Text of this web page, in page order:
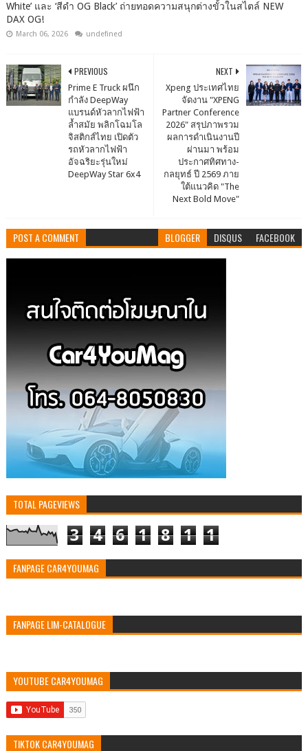
White’ และ ‘สีดำ OG Black’ ถ่ายทอดความสนุกต่างขั้วในสไตล์ NEW
DAX OG!
March 06, 2026 undefined
NEXT
Xpeng ประเทศไทย
จัดงาน "XPENG
Partner Conference
2026" สรุปภาพรวม
ผลการดำเนินงานปี
ผ่านมา พร้อม
ประกาศทิศทาง-
กลยุทธ์ ปี 2569 ภาย
ใต้แนวคิด "The
Next Bold Move"
PREVIOUS
Prime E Truck ผนึก
กำลัง DeepWay
แบรนด์หัวลากไฟฟ้า
ล้ำสมัย พลิกโฉมโล
จิสติกส์ไทย เปิดตัว
รถหัวลากไฟฟ้า
อัจฉริยะรุ่นใหม่
DeepWay Star 6x4
POST A COMMENT BLOGGER DISQUS FACEBOOK
TOTAL PAGEVIEWS
3 4 6 1 8 1 1
FANPAGE CAR4YOUMAG
FANPAGE LIM-CATALOGUE
YOUTUBE CAR4YOUMAG
TIKTOK CAR4YOUMAG